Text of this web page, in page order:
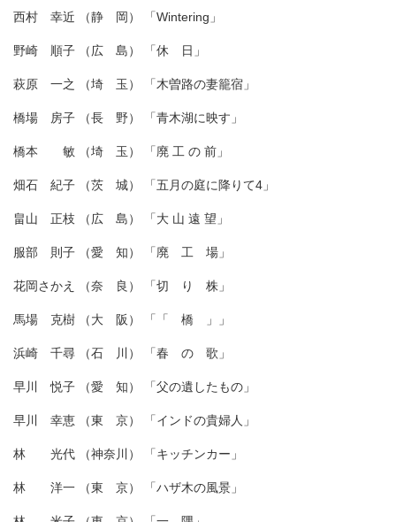
西村 幸近 （静 岡） 「Wintering」
野崎 順子 （広 島） 「休 日」
萩原 一之 （埼 玉） 「木曽路の妻籠宿」
橋場 房子 （長 野） 「青木湖に映す」
橋本 敏 （埼 玉） 「廃 工 の 前」
畑石 紀子 （茨 城） 「五月の庭に降りて4」
畠山 正枝 （広 島） 「大 山 遠 望」
服部 則子 （愛 知） 「廃 工 場」
花岡さかえ （奈 良） 「切 り 株」
馬場 克樹 （大 阪） 「「 橋 」」
浜崎 千尋 （石 川） 「春 の 歌」
早川 悦子 （愛 知） 「父の遺したもの」
早川 幸恵 （東 京） 「インドの貴婦人」
林 光代 （神奈川） 「キッチンカー」
林 洋一 （東 京） 「ハザ木の風景」